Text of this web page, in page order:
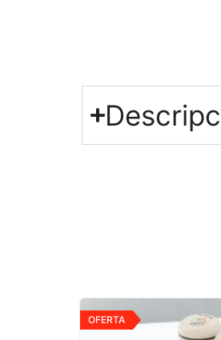
OFERTA